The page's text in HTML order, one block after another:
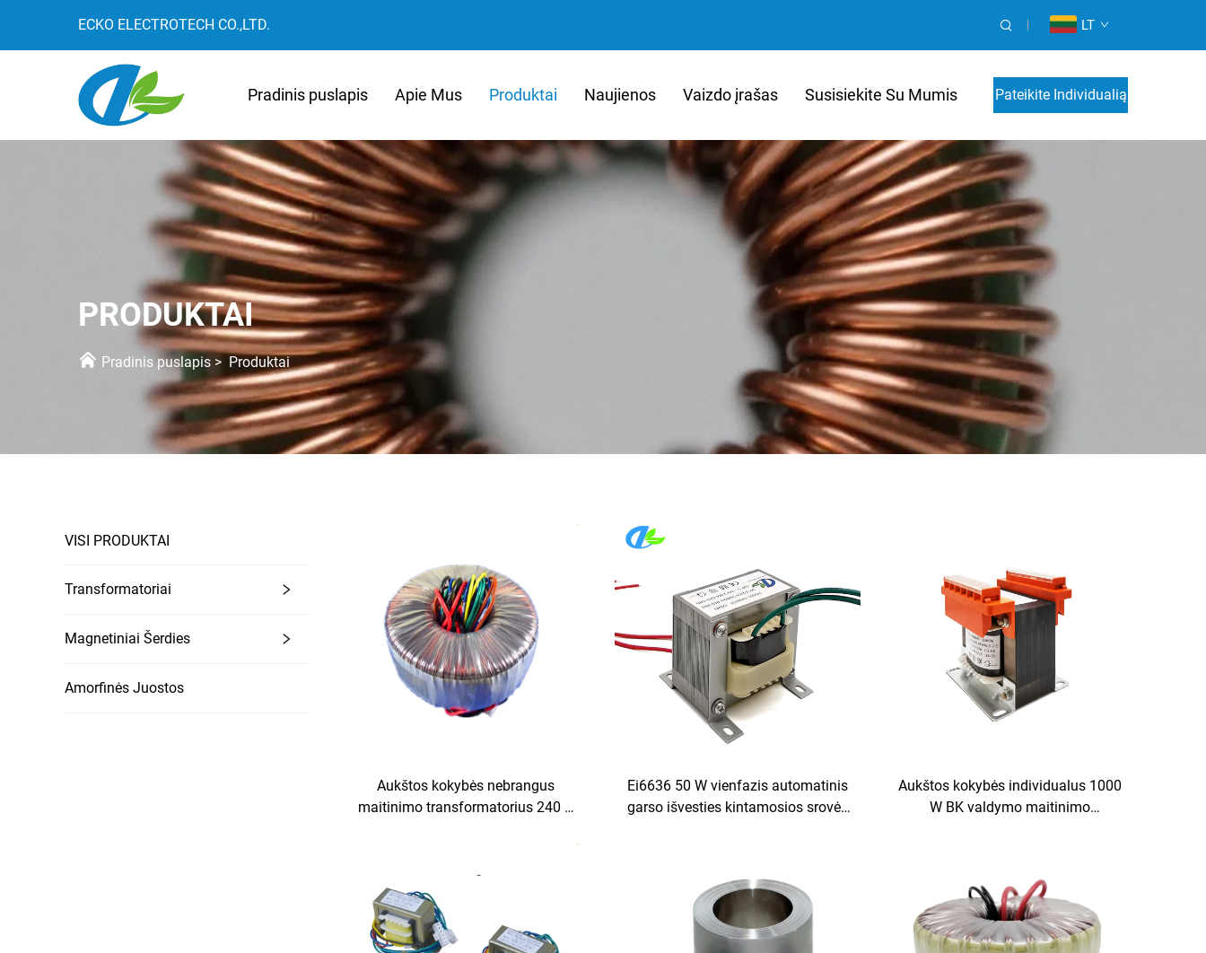
ECKO ELECTROTECH CO.,LTD. LT
Pradinis puslapis Apie Mus Produktai Naujienos Vaizdo įrašas Susisiekite Su Mumis Pateikite Individualią
PRODUKTAI
Pradinis puslapis > Produktai
VISI PRODUKTAI
Transformatoriai
Magnetiniai Šerdies
Amorfinės Juostos
Aukštos kokybės nebrangus
maitinimo transformatorius 240 V
stiprinti
Ei6636 50 W vienfazis automatinis
garso išvesties kintamosios srovės
Aukštos kokybės individualus 1000
W BK valdymo maitinimo